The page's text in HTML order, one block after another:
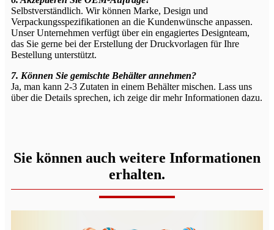
Selbstverständlich. Wir können Marke, Design und
Verpackungsspezifikationen an die Kundenwünsche anpassen.
Unser Unternehmen verfügt über ein engagiertes Designteam,
das Sie gerne bei der Erstellung der Druckvorlagen für Ihre
Bestellung unterstützt.
7. Können Sie gemischte Behälter annehmen?
Ja, man kann 2-3 Zutaten in einem Behälter mischen. Lass uns
über die Details sprechen, ich zeige dir mehr Informationen dazu.
Sie können auch weitere Informationen
erhalten.